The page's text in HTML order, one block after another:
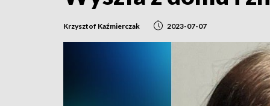
Krzysztof Kaźmierczak 2023-07-07